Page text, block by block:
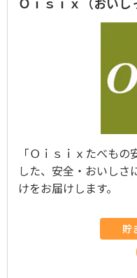
「Ｏｉｓｉｘたべも
した、安全・おいしさ
けをお届けします。
貯